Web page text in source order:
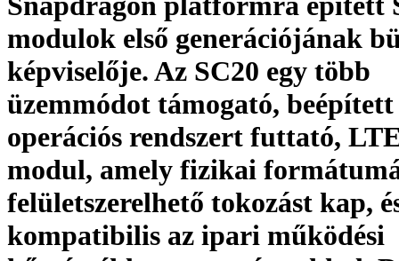
modulok első generációjának
képviselője. Az SC20 egy több
üzemmódot támogató,
operációs rendszert futtató,
modul, amely fizikai
felületszerelhető tokozást kap,
kompatibilis az ipari működési